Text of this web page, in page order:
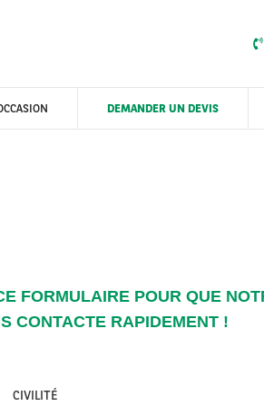
DEMANDER UN DEVIS
FORMULAIRE POUR QUE
CONTACTE RAPIDEMENT !
CIVILITÉ